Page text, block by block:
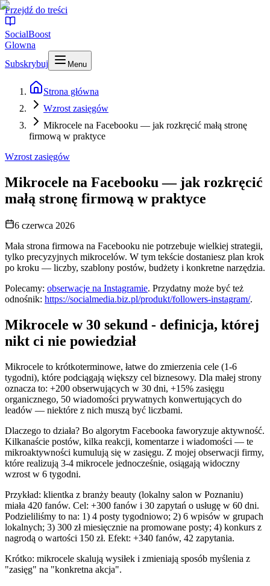
Przejdź do treści
SocialBoost
Glowna
Subskrybuj
Menu
Strona główna
Wzrost zasięgów
Mikrocele na Facebooku — jak rozkręcić małą stronę
firmową w praktyce
Wzrost zasięgów
Mikrocele na Facebooku — jak rozkręcić
małą stronę firmową w praktyce
6 czerwca 2026
Mała strona firmowa na Facebooku nie potrzebuje wielkiej strategii,
tylko precyzyjnych mikrocelów. W tym tekście dostaniesz plan krok
po kroku — liczby, szablony postów, budżety i konkretne narzędzia.
Polecamy: obserwacje na Instagramie. Przydatny może być też
odnośnik: https://socialmedia.biz.pl/produkt/followers-instagram/.
Mikrocele w 30 sekund - definicja, której
nikt ci nie powiedział
Mikrocele to krótkoterminowe, łatwe do zmierzenia cele (1-6
tygodni), które podciągają większy cel biznesowy. Dla małej strony
oznacza to: +200 obserwujących w 30 dni, +15% zasięgu
organicznego, 50 wiadomości prywatnych konwertujących do
leadów — niektóre z nich muszą być liczbami.
Dlaczego to działa? Bo algorytm Facebooka faworyzuje aktywność.
Kilkanaście postów, kilka reakcji, komentarze i wiadomości — te
mikroaktywności kumulują się w zasięgu. Z mojej obserwacji firmy,
które realizują 3-4 mikrocele jednocześnie, osiągają widoczny
wzrost w 6 tygodni.
Przykład: klientka z branży beauty (lokalny salon w Poznaniu)
miała 420 fanów. Cel: +300 fanów i 30 zapytań o usługę w 60 dni.
Podzieliliśmy to na: 1) 4 posty tygodniowo; 2) 6 wpisów w grupach
lokalnych; 3) 300 zł miesięcznie na promowane posty; 4) konkurs z
nagrodą o wartości 150 zł. Efekt: +340 fanów, 42 zapytania.
Krótko: mikrocele skalują wysiłek i zmieniają sposób myślenia z
"zasięg" na "konkretna akcja".